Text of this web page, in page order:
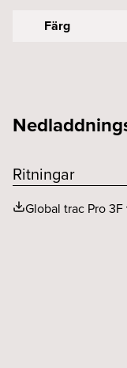
Färg
Ritningar
Global trac Pro